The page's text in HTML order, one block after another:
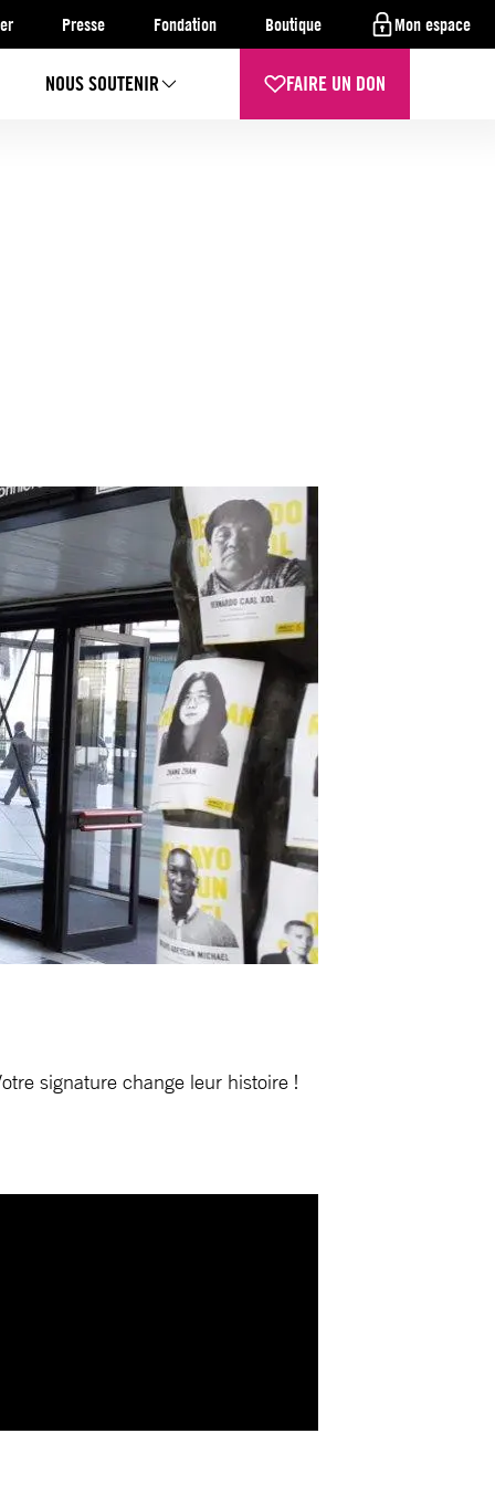
Presse Fondation Boutique Mon espace
NOUS SOUTENIR FAIRE UN DON
signature change leur histoire !